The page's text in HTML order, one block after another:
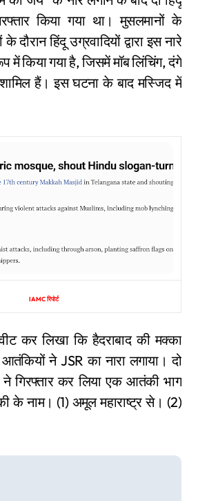
किया गया था। मुसलमानों के
हिंदू उग्रवादियों द्वारा इस नारे
में किया गया है, जिसमें मॉब लिंचिंग, दंगे
हैं। इस घटना के बाद मस्जिद में
IAMC रिपोर्ट
कर लिखा कि हैदराबाद की मक्का
ने JSR का नारा लगाया। दो
गिरफ्तार कर लिया एक आतंकी भाग
के नाम। (1) अमूल महाराष्ट्र से। (2)